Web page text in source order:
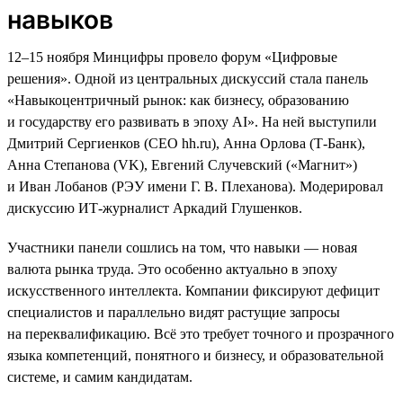
навыков
12–15 ноября Минцифры провело форум «Цифровые
решения». Одной из центральных дискуссий стала панель
«Навыкоцентричный рынок: как бизнесу, образованию
и государству его развивать в эпоху AI». На ней выступили
Дмитрий Сергиенков (CEO hh.ru), Анна Орлова (Т-Банк),
Анна Степанова (VK), Евгений Случевский («Магнит»)
и Иван Лобанов (РЭУ имени Г. В. Плеханова). Модерировал
дискуссию ИТ-журналист Аркадий Глушенков.
Участники панели сошлись на том, что навыки — новая
валюта рынка труда. Это особенно актуально в эпоху
искусственного интеллекта. Компании фиксируют дефицит
специалистов и параллельно видят растущие запросы
на переквалификацию. Всё это требует точного и прозрачного
языка компетенций, понятного и бизнесу, и образовательной
системе, и самим кандидатам.